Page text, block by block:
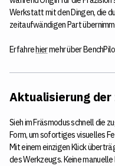
Werkstatt mit den Dingen, die
zeitaufwändigen Part
Erfahrehiermehr über
Aktualisierung
Sieh im Fräsmodus schnell die
Form, um sofortiges visuelles
Mit einem einzigen Klick
des Werkzeugs. Keine